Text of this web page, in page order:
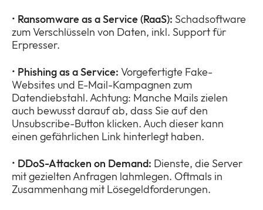
• Ransomware as a Service (RaaS): Schadsoftware
zum Verschlüsseln von Daten, inkl. Support für
Erpresser.
• Phishing as a Service: Vorgefertigte Fake-
Websites und E-Mail-Kampagnen zum
Datendiebstahl. Achtung: Manche Mails zielen
auch bewusst darauf ab, dass Sie auf den
Unsubscribe-Button klicken. Auch dieser kann
einen gefährlichen Link hinterlegt haben.
• DDoS-Attacken on Demand: Dienste, die Server
mit gezielten Anfragen lahmlegen. Oftmals in
Zusammenhang mit Lösegeldforderungen.